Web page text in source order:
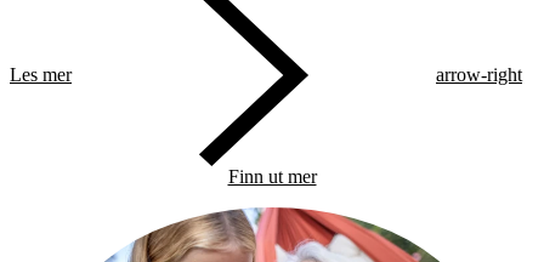
Les mer arrow-right
Finn ut mer